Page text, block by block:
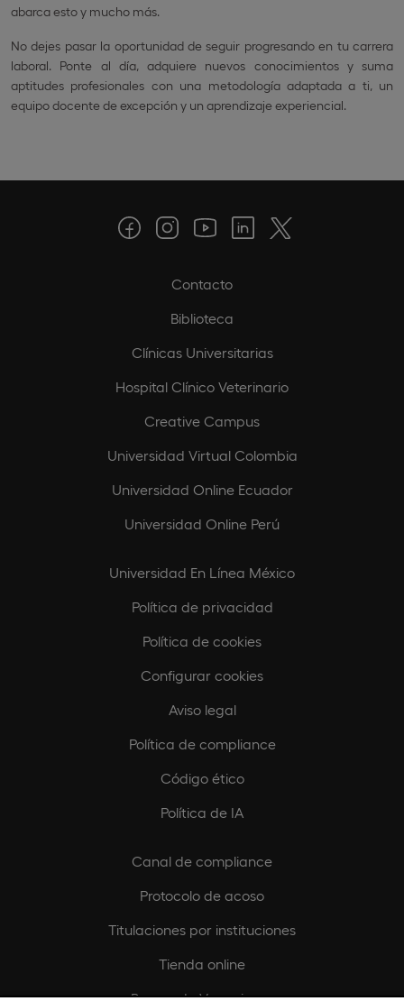
abarca esto y mucho más.
No dejes pasar la oportunidad de seguir progresando en tu carrera
laboral. Ponte al día, adquiere nuevos conocimientos y suma
aptitudes profesionales con una metodología adaptada a ti, un
equipo docente de excepción y un aprendizaje experiencial.
Contacto
Biblioteca
Clínicas Universitarias
Hospital Clínico Veterinario
Creative Campus
Universidad Virtual Colombia
Universidad Online Ecuador
Universidad Online Perú
Universidad En Línea México
Política de privacidad
Política de cookies
Configurar cookies
Aviso legal
Política de compliance
Código ético
Política de IA
Canal de compliance
Protocolo de acoso
Titulaciones por instituciones
Tienda online
Buscando Vocaciones